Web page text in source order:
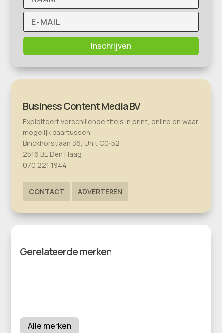
Inschrijven
Business Content Media BV
Exploiteert verschillende titels in print, online en waar
mogelijk daartussen.
Binckhorstlaan 36, Unit C0-52
2516 BE Den Haag
070 221 1944
CONTACT ADVERTEREN
Gerelateerde merken
Alle merken